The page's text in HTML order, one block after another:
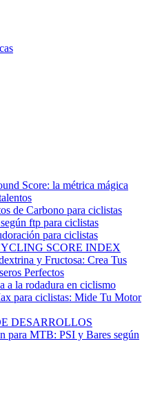
Score: la métrica mágica
de Carbono para ciclistas
ftp para ciclistas
para ciclistas
SCORE INDEX
y Fructosa: Crea Tus
Perfectos
a la rodadura en ciclismo
para ciclistas: Mide Tu Motor
DESARROLLOS
para MTB: PSI y Bares según